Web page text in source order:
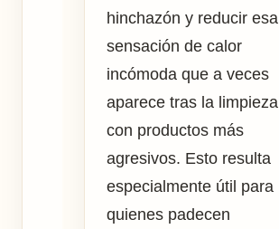
hinchazón y reducir esa
sensación de calor
incómoda que a veces
aparece tras la limpieza
con productos más
agresivos. Esto resulta
especialmente útil para
quienes padecen